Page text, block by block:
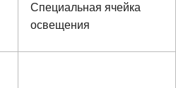
Специальная ячейка
освещения